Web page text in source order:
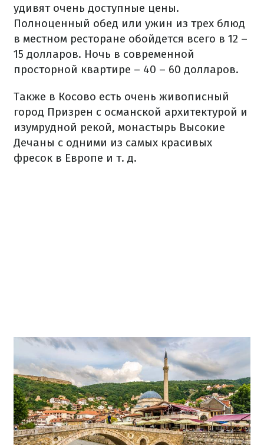
удивят очень доступные цены.
Полноценный обед или ужин из трех блюд
в местном ресторане обойдется всего в 12 –
15 долларов. Ночь в современной
просторной квартире – 40 – 60 долларов.
Также в Косово есть очень живописный
город Призрен с османской архитектурой и
изумрудной рекой, монастырь Высокие
Дечаны с одними из самых красивых
фресок в Европе и т. д.